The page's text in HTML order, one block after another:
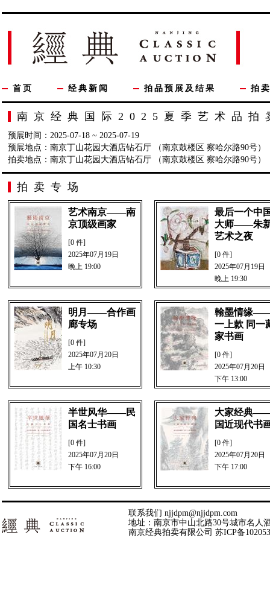
首页 经典新闻 拍品预展及结果 拍
南京经典国际2025夏季艺术品拍
预展时间：2025-07-18 ~ 2025-07-19
预展地点：南京丁山花园大酒店钻石厅 （南京鼓楼区 察哈尔路90号）
拍卖地点：南京丁山花园大酒店钻石厅 （南京鼓楼区 察哈尔路90号）
拍卖专场
艺术南京——南
京顶级画家
[0 件]
2025年07月19日
晚上 19:00
最后一个中
大师——朱
艺术之夜
[0 件]
2025年07月19日
晚上 19:30
明月——合作画
廊专场
[0 件]
2025年07月20日
上午 10:30
翰墨情缘
一上款 同一
家书画
[0 件]
2025年07月20日
下午 13:00
半世风华——民
国名士书画
[0 件]
2025年07月20日
下午 16:00
大家经典
国近现代书
[0 件]
2025年07月20日
下午 17:00
联系我们 njjdpm@njjdpm.com
地址：南京市中山北路30号城市名人
南京经典拍卖有限公司 苏ICP备